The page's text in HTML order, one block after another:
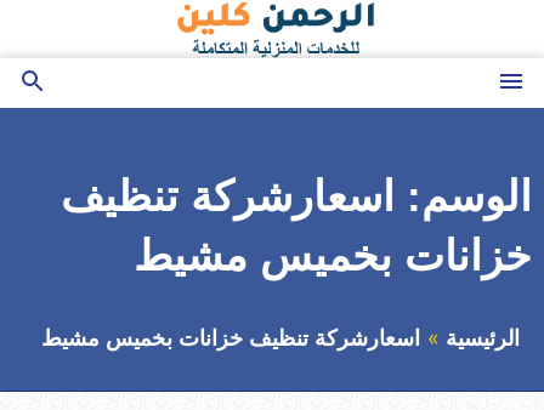
إلى
القائمة
بحث
الوسم:
اسعارشركة تنظيف
خزانات بخميس مشيط
الرئيسية اسعارشركة تنظيف خزانات بخميس مشيط